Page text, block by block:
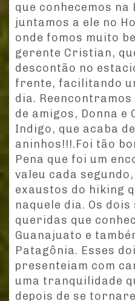
que conhecemos
juntamos a ele no
onde fomos muito
gerente Cristian,
descontão no
frente, facilitando
dia.
de amigos, Donna e
Indigo, que acaba
aninhos!!!.Foi tão
Pena que foi um
valeu cada
exaustos do hiking
naquele dia. Os
queridas que
Guanajuato e
Patagônia. Esses
presenteiam com
uma tranquilidade
depois de se